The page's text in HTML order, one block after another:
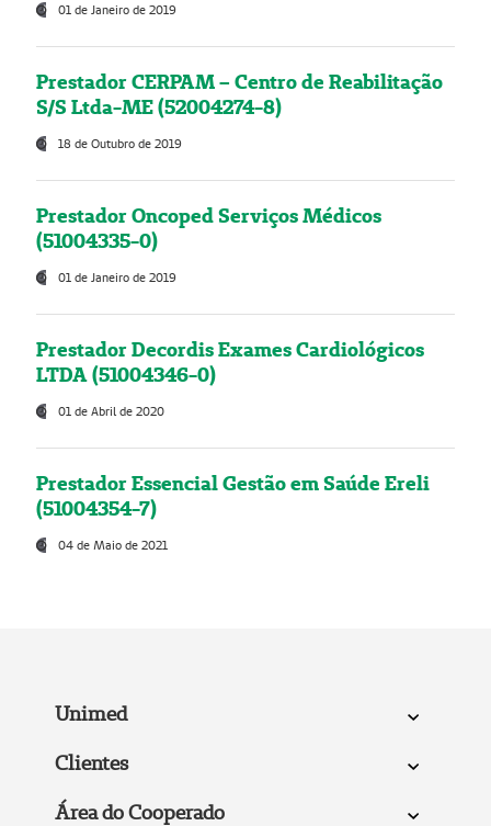
01 de Janeiro de 2019
Prestador CERPAM – Centro de Reabilitação
S/S Ltda-ME (52004274-8)
18 de Outubro de 2019
Prestador Oncoped Serviços Médicos
(51004335-0)
01 de Janeiro de 2019
Prestador Decordis Exames Cardiológicos
LTDA (51004346-0)
01 de Abril de 2020
Prestador Essencial Gestão em Saúde Ereli
(51004354-7)
04 de Maio de 2021
Unimed
Clientes
Área do Cooperado